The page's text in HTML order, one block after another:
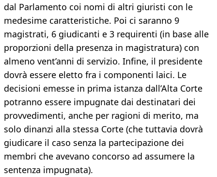
dal Parlamento coi nomi di altri giuristi con le
medesime caratteristiche. Poi ci saranno 9
magistrati, 6 giudicanti e 3 requirenti (in base alle
proporzioni della presenza in magistratura) con
almeno vent’anni di servizio. Infine, il presidente
dovrà essere eletto fra i componenti laici. Le
decisioni emesse in prima istanza dall’Alta Corte
potranno essere impugnate dai destinatari dei
provvedimenti, anche per ragioni di merito, ma
solo dinanzi alla stessa Corte (che tuttavia dovrà
giudicare il caso senza la partecipazione dei
membri che avevano concorso ad assumere la
sentenza impugnata).